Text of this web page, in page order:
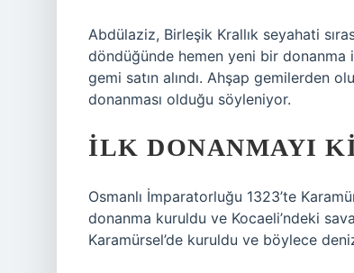
Abdülaziz, Birleşik Krallık seyahati
döndüğünde hemen yeni bir donanma
gemi satın alındı. Ahşap gemilerden
donanması olduğu söyleniyor.
İLK DONANMAYI
Osmanlı İmparatorluğu 1323’te
donanma kuruldu ve Kocaeli’ndeki
Karamürsel’de kuruldu ve böylece